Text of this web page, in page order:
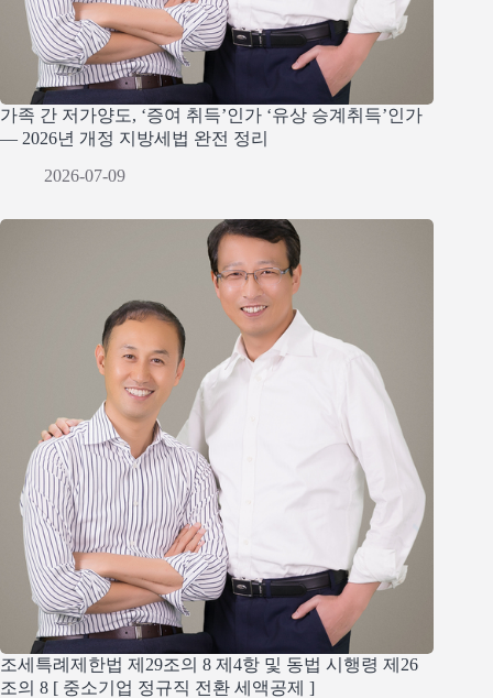
가족 간 저가양도, ‘증여 취득’인가 ‘유상 승계취득’인가
— 2026년 개정 지방세법 완전 정리
2026-07-09
조세특례제한법 제29조의 8 제4항 및 동법 시행령 제26
조의 8 [ 중소기업 정규직 전환 세액공제 ]